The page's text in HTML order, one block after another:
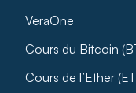
VeraOne
Cours du Bitcoin
Cours de l’Ether